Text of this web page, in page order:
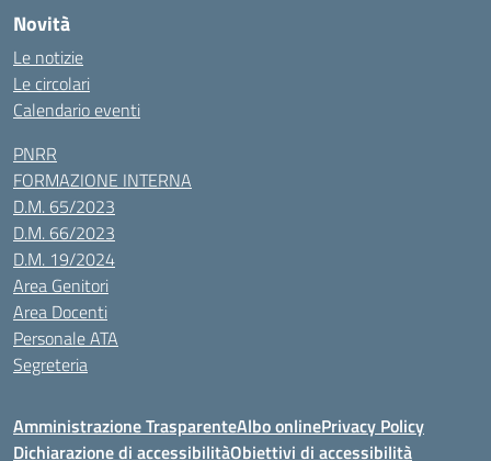
Novità
Le notizie
Le circolari
Calendario eventi
PNRR
FORMAZIONE INTERNA
D.M. 65/2023
D.M. 66/2023
D.M. 19/2024
Area Genitori
Area Docenti
Personale ATA
Segreteria
Amministrazione TrasparenteAlbo onlinePrivacy Policy
Dichiarazione di accessibilitàObiettivi di accessibilità